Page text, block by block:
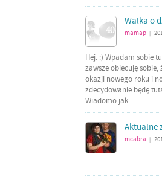
Walka o
mamap
Hej. :) Wpadam sobie
zawsze obiecuję sobie,
okazji nowego roku i
zdecydowanie będę
Wiadomo jak...
Aktualne
mcabra